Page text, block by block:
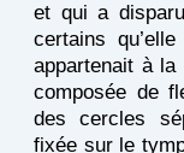
et qui a
certains
appartenait à la
composée de
des cercles
fixée sur le